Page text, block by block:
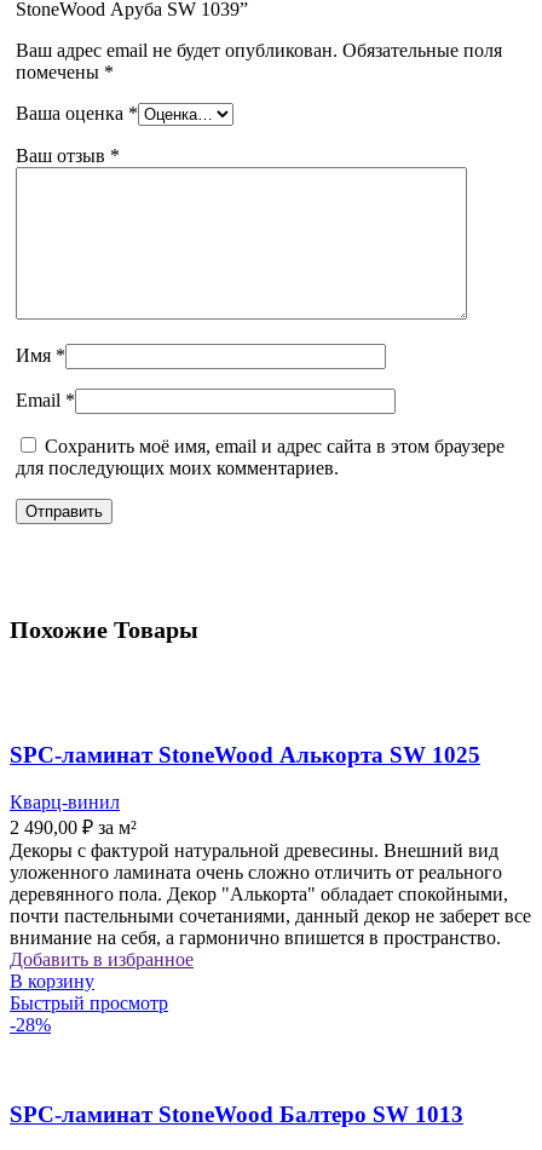
StoneWood Аруба SW 1039”
Ваш адрес email не будет опубликован. Обязательные поля
помечены *
Ваша оценка *
Ваш отзыв *
Имя *
Email *
Сохранить моё имя, email и адрес сайта в этом браузере
для последующих моих комментариев.
Похожие Товары
SPC-ламинат StoneWood Алькорта SW 1025
Кварц-винил
2 490,00 ₽ за м²
Декоры с фактурой натуральной древесины. Внешний вид
уложенного ламината очень сложно отличить от реального
деревянного пола. Декор "Алькорта" обладает спокойными,
почти пастельными сочетаниями, данный декор не заберет все
внимание на себя, а гармонично впишется в пространство.
Добавить в избранное
В корзину
Быстрый просмотр
-28%
SPC-ламинат StoneWood Балтеро SW 1013